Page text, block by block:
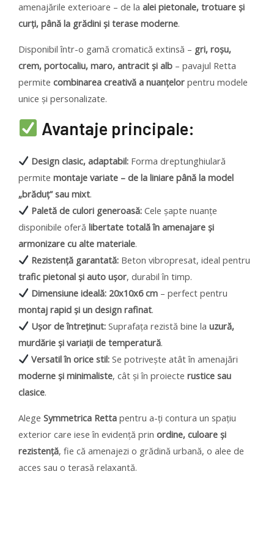
amenajările exterioare – de la alei pietonale, trotuare și
curți, până la grădini și terase moderne.
Disponibil într-o gamă cromatică extinsă – gri, roșu,
crem, portocaliu, maro, antracit și alb – pavajul Retta
permite combinarea creativă a nuanțelor pentru modele
unice și personalizate.
Avantaje principale:
Design clasic, adaptabil:Forma dreptunghiulară
permite montaje variate – de la liniare până la model
„brăduț” sau mixt.
Paletă de culori generoasă:Cele șapte nuanțe
disponibile oferă libertate totală în amenajare și
armonizare cu alte materiale.
Rezistență garantată:Beton vibropresat, ideal pentru
trafic pietonal și auto ușor, durabil în timp.
Dimensiune ideală: 20x10x6 cm– perfect pentru
montaj rapid și un design rafinat.
Ușor de întreținut:Suprafața rezistă bine la uzură,
murdărie și variații de temperatură.
Versatil în orice stil:Se potrivește atât în amenajări
moderne și minimaliste, cât și în proiecte rustice sau
clasice.
Alege Symmetrica Retta pentru a-ți contura un spațiu
exterior care iese în evidență prin ordine, culoare și
rezistență, fie că amenajezi o grădină urbană, o alee de
acces sau o terasă relaxantă.